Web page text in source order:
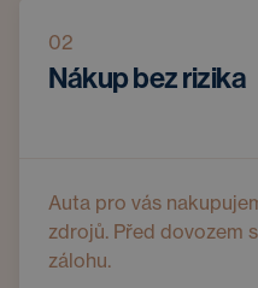
02
Nákup bez rizika
Auta pro vás
zdrojů. Před dovozem
zálohu.